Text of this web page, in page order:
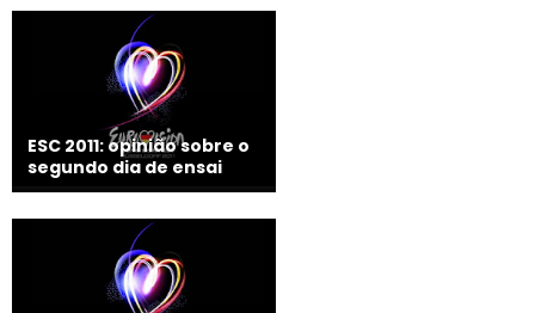
ESC 2011: opinião sobre o
segundo dia de ensai